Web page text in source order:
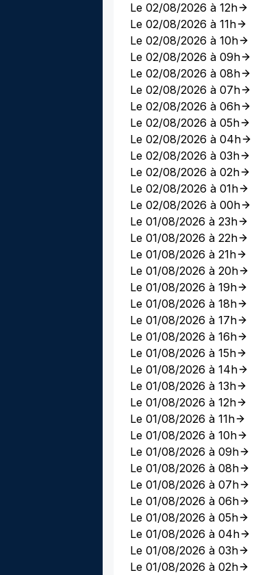
Le 02/08/2026 à 12h
Le 02/08/2026 à 11h
Le 02/08/2026 à 10h
Le 02/08/2026 à 09h
Le 02/08/2026 à 08h
Le 02/08/2026 à 07h
Le 02/08/2026 à 06h
Le 02/08/2026 à 05h
Le 02/08/2026 à 04h
Le 02/08/2026 à 03h
Le 02/08/2026 à 02h
Le 02/08/2026 à 01h
Le 02/08/2026 à 00h
Le 01/08/2026 à 23h
Le 01/08/2026 à 22h
Le 01/08/2026 à 21h
Le 01/08/2026 à 20h
Le 01/08/2026 à 19h
Le 01/08/2026 à 18h
Le 01/08/2026 à 17h
Le 01/08/2026 à 16h
Le 01/08/2026 à 15h
Le 01/08/2026 à 14h
Le 01/08/2026 à 13h
Le 01/08/2026 à 12h
Le 01/08/2026 à 11h
Le 01/08/2026 à 10h
Le 01/08/2026 à 09h
Le 01/08/2026 à 08h
Le 01/08/2026 à 07h
Le 01/08/2026 à 06h
Le 01/08/2026 à 05h
Le 01/08/2026 à 04h
Le 01/08/2026 à 03h
Le 01/08/2026 à 02h